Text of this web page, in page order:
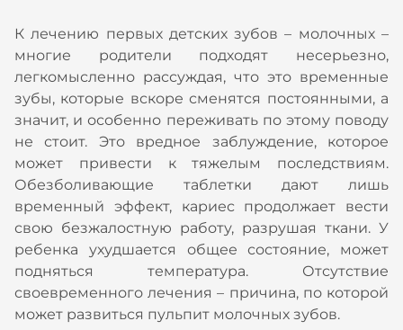
К лечению первых детских зубов – молочных –
многие родители подходят несерьезно,
легкомысленно рассуждая, что это временные
зубы, которые вскоре сменятся постоянными, а
значит, и особенно переживать по этому поводу
не стоит. Это вредное заблуждение, которое
может привести к тяжелым последствиям.
Обезболивающие таблетки дают лишь
временный эффект, кариес продолжает вести
свою безжалостную работу, разрушая ткани. У
ребенка ухудшается общее состояние, может
подняться температура. Отсутствие
своевременного лечения – причина, по которой
может развиться пульпит молочных зубов.